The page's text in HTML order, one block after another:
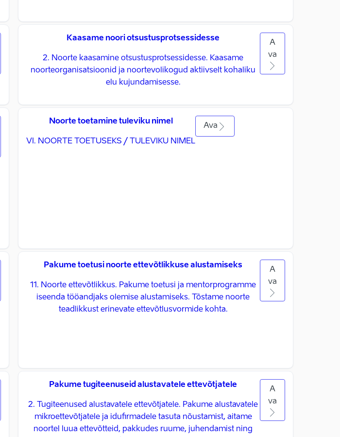
Kaasame noori otsustusprotsessidesse
2. Noorte kaasamine otsustusprotsessidesse. Kaasame
noorteorganisatsioonid ja noortevolikogud aktiivselt kohaliku
elu kujundamisesse.
A
va
Noorte toetamine tuleviku nimel
VI. NOORTE TOETUSEKS / TULEVIKU NIMEL
Ava
Pakume toetusi noorte ettevõtlikkuse alustamiseks
11. Noorte ettevõtlikkus. Pakume toetusi ja mentorprogramme
iseenda tööandjaks olemise alustamiseks. Tõstame noorte
teadlikkust erinevate ettevõtlusvormide kohta.
A
va
Pakume tugiteenuseid alustavatele ettevõtjatele
2. Tugiteenused alustavatele ettevõtjatele. Pakume alustavatele
mikroettevõtjatele ja idufirmadele tasuta nõustamist, aitame
noortel luua ettevõtteid, pakkudes ruume, juhendamist ning
A
va